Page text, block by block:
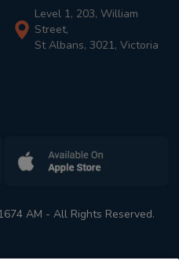
Level 1, 203, William
Street,
St Albans, 3021, Victoria
AM - All Rights Reserved.